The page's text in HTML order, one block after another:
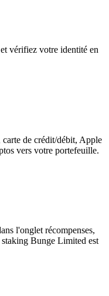
vérifiez votre identité en
de crédit/débit, Apple
vers votre portefeuille.
l'onglet récompenses,
Bunge Limited est